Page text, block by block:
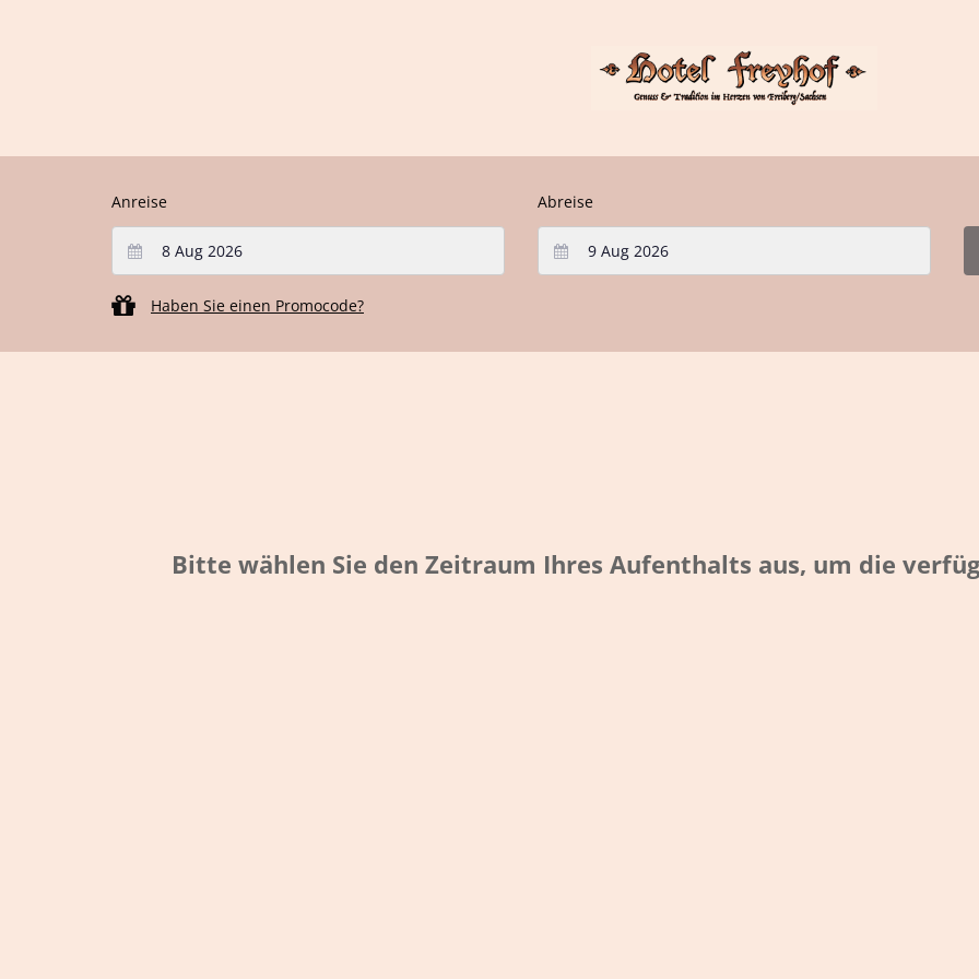
Anreise Abreise
Haben Sie einen Promocode?
Bitte wählen Sie den Zeitraum Ihres Aufenthalts aus, um die